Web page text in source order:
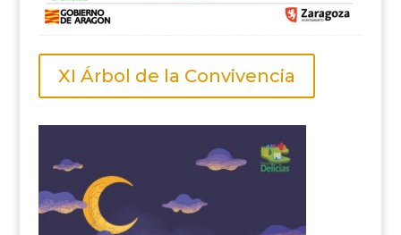
XI Árbol de la Convivencia